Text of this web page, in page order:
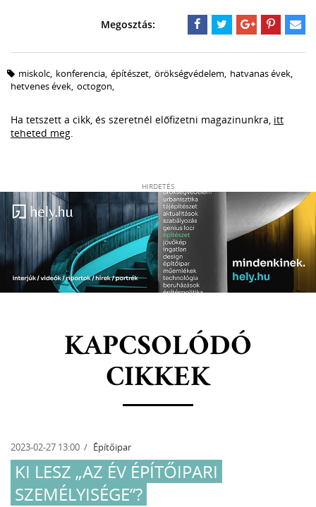
miskolc, konferencia, építészet, örökségvédelem, hatvanas évek,
hetvenes évek, octogon,
Ha tetszett a cikk, és szeretnél előfizetni magazinunkra, itt
teheted meg
HIRDETÉS
KAPCSOLÓDÓ
CIKKEK
2023-02-27 13:00 Építőipar
KI LESZ „AZ ÉV ÉPÍTŐIPARI
SZEMÉLYISÉGE”?